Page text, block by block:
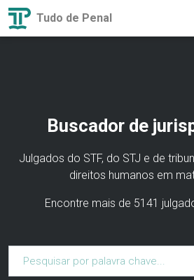
Tudo de Penal
Buscador de
Julgados do STF, do STJ e de
direitos humanos em
Encontre mais de 5141